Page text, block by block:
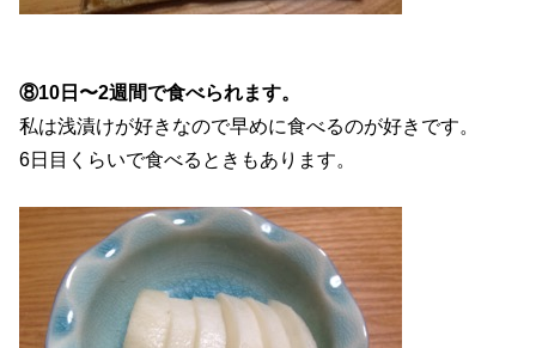
⑧10日〜2週間で食べられます。
私は浅漬けが好きなので早めに食べるのが好きです。
6日目くらいで食べるときもあります。